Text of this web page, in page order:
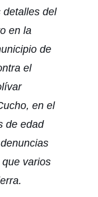
detalles del
en la
de
el
, en el
de edad
varios